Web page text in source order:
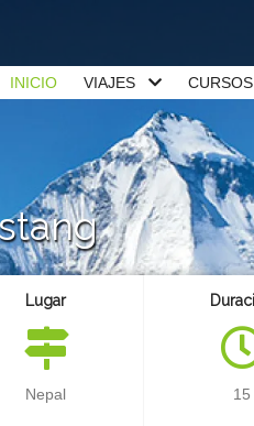
INICIO VIAJES CURSOS
Lugar
Nepal 15